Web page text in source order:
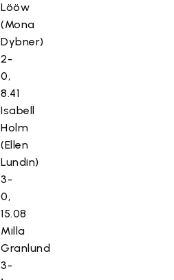
Lööw
(Mona
Dybner)
2-
0,
8.41
Isabell
Holm
(Ellen
Lundin)
3-
0,
15.08
Milla
Granlund
3-